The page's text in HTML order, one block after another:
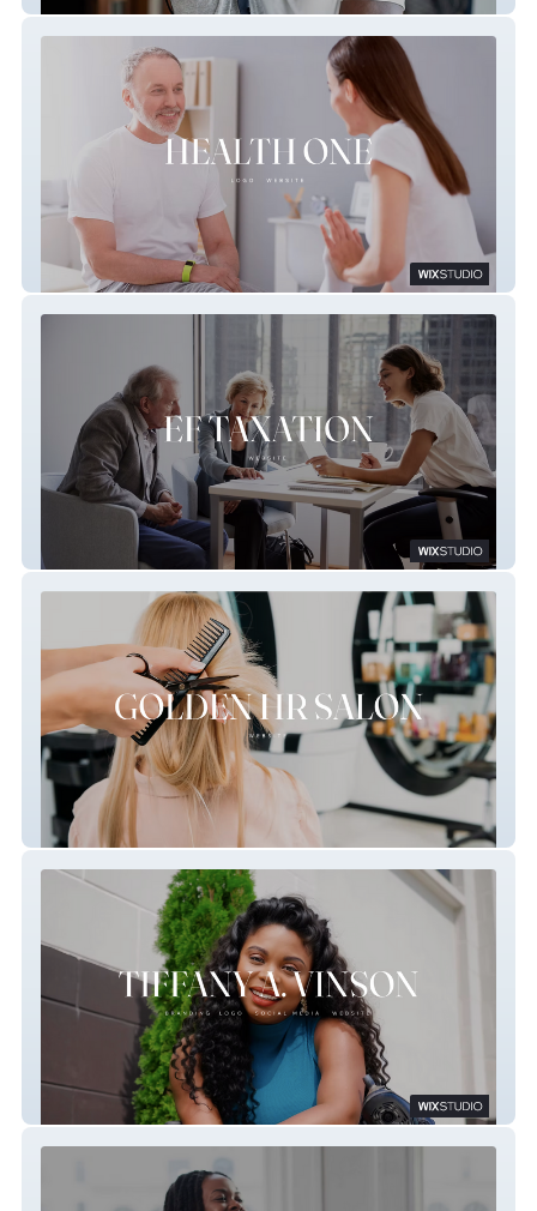
Health One Arkansas
EF Taxation Inc.
Golden Hour Salon
Official Tiffany A. Vinson